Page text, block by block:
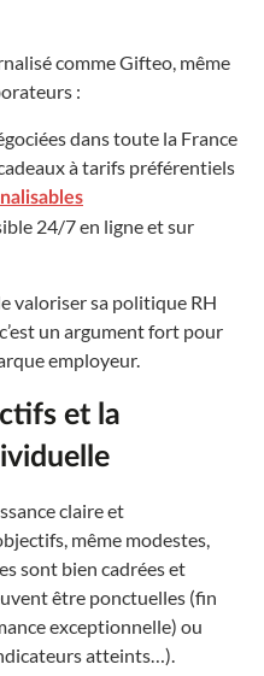
comme Gifteo, même
:
dans toute la France
à tarifs préférentiels
24/7 en ligne et sur
valoriser sa politique RH
un argument fort pour
employeur.
et la
claire et
même modestes,
sont bien cadrées et
être ponctuelles (fin
exceptionnelle) ou
atteints…).